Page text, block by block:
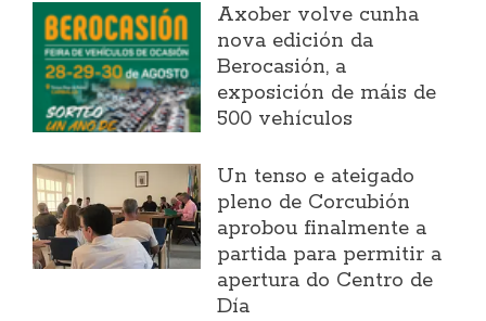
Axober volve cunha
nova edición da
Berocasión, a
exposición de máis de
500 vehículos
Un tenso e ateigado
pleno de Corcubión
aprobou finalmente a
partida para permitir a
apertura do Centro de
Día